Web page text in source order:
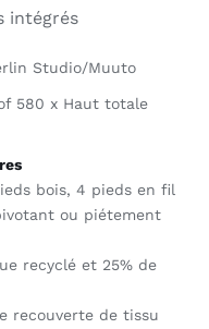
intégrés
Studio/Muuto
580 x Haut totale
bois, 4 pieds en fil
ou piétement
recyclé et 25% de
recouverte de tissu